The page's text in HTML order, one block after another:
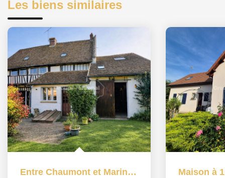
Les biens similaires
Entre Chaumont et Marines 9 pièce(s) 261.97 m2